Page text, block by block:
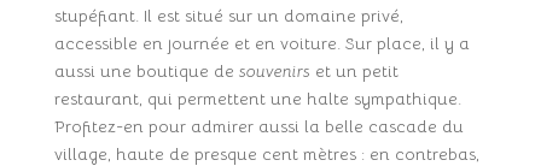
stupéfiant. Il est situé sur un domaine privé,
accessible en journée et en voiture. Sur place, il y a
aussi une boutique de souvenirs et un petit
restaurant, qui permettent une halte sympathique.
Profitez-en pour admirer aussi la belle cascade du
village, haute de presque cent mètres : en contrebas,